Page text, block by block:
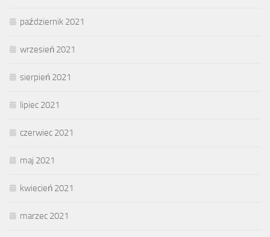
październik 2021
wrzesień 2021
sierpień 2021
lipiec 2021
czerwiec 2021
maj 2021
kwiecień 2021
marzec 2021